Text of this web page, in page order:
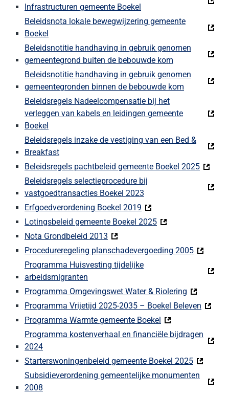
Infrastructuren gemeente Boekel
Beleidsnota lokale bewegwijzering gemeente
Boekel
Beleidsnotitie handhaving in gebruik genomen
gemeentegrond buiten de bebouwde kom
Beleidsnotitie handhaving in gebruik genomen
gemeentegronden binnen de bebouwde kom
Beleidsregels Nadeelcompensatie bij het
verleggen van kabels en leidingen gemeente
Boekel
Beleidsregels inzake de vestiging van een Bed &
Breakfast
Beleidsregels pachtbeleid gemeente Boekel 2025
Beleidsregels selectieprocedure bij
vastgoedtransacties Boekel 2023
Erfgoedverordening Boekel 2019
Lotingsbeleid gemeente Boekel 2025
Nota Grondbeleid 2013
Procedureregeling planschadevergoeding 2005
Programma Huisvesting tijdelijke
arbeidsmigranten
Programma Omgevingswet Water & Riolering
Programma Vrijetijd 2025-2035 – Boekel Beleven
Programma Warmte gemeente Boekel
Programma kostenverhaal en financiële bijdragen
2024
Starterswoningenbeleid gemeente Boekel 2025
Subsidieverordening gemeentelijke monumenten
2008